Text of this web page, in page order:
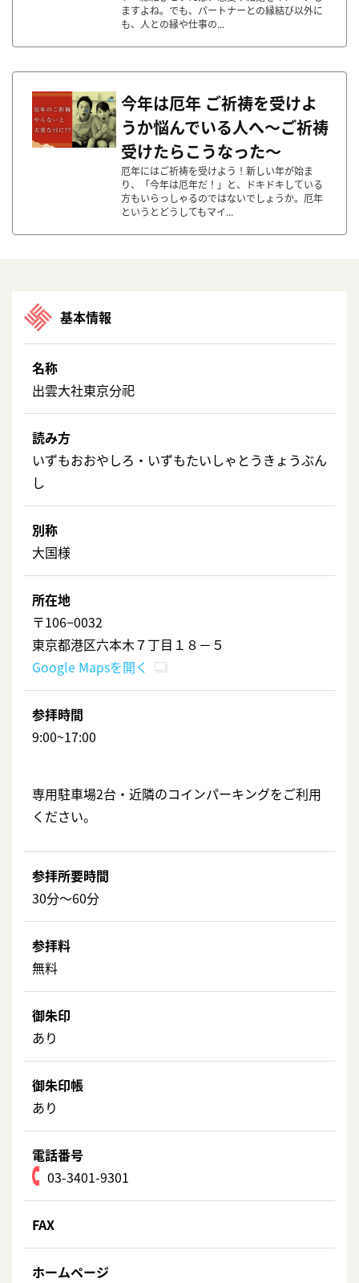
ますよね。でも、パートナーとの縁結び以外に
も、人との縁や仕事の...
今年は厄年 ご祈祷を受けよ
うか悩んでいる人へ〜ご祈祷
受けたらこうなった〜
厄年にはご祈祷を受けよう！新しい年が始ま
り、「今年は厄年だ！」と、ドキドキしている
方もいらっしゃるのではないでしょうか。厄年
というとどうしてもマイ...
基本情報
名称
出雲大社東京分祀
読み方
いずもおおやしろ・いずもたいしゃとうきょうぶん
し
別称
大国様
所在地
〒106−0032
東京都港区六本木７丁目１８－５
Google Mapsを開く
参拝時間
9:00~17:00
専用駐車場2台・近隣のコインパーキングをご利用
ください。
参拝所要時間
30分〜60分
参拝料
無料
御朱印
あり
御朱印帳
あり
電話番号
03-3401-9301
FAX
ホームページ